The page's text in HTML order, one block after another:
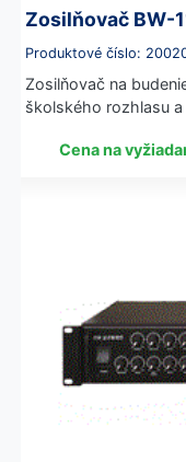
Zosilňovač BW-
Produktové číslo:
Zosilňovač na
školského rozhlasu
Cena na